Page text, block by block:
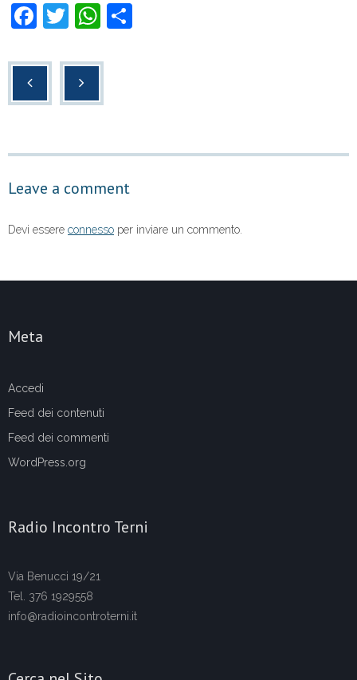
F
c
k
T
tt
er
W
at
Leave a comment
Devi essere connesso per inviare un commento.
Meta
Accedi
Feed dei contenuti
Feed dei commenti
WordPress.org
Radio Incontro Terni
Via Benucci 19/21
Tel. 376 1929558
info@radioincontroterni.it